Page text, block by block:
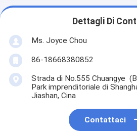
Dettagli Di
Ms. Joyce Chou
86-18668380852
Strada di No.555 Chuangye
Park imprenditoriale di
Jiashan, Cina
Contattaci